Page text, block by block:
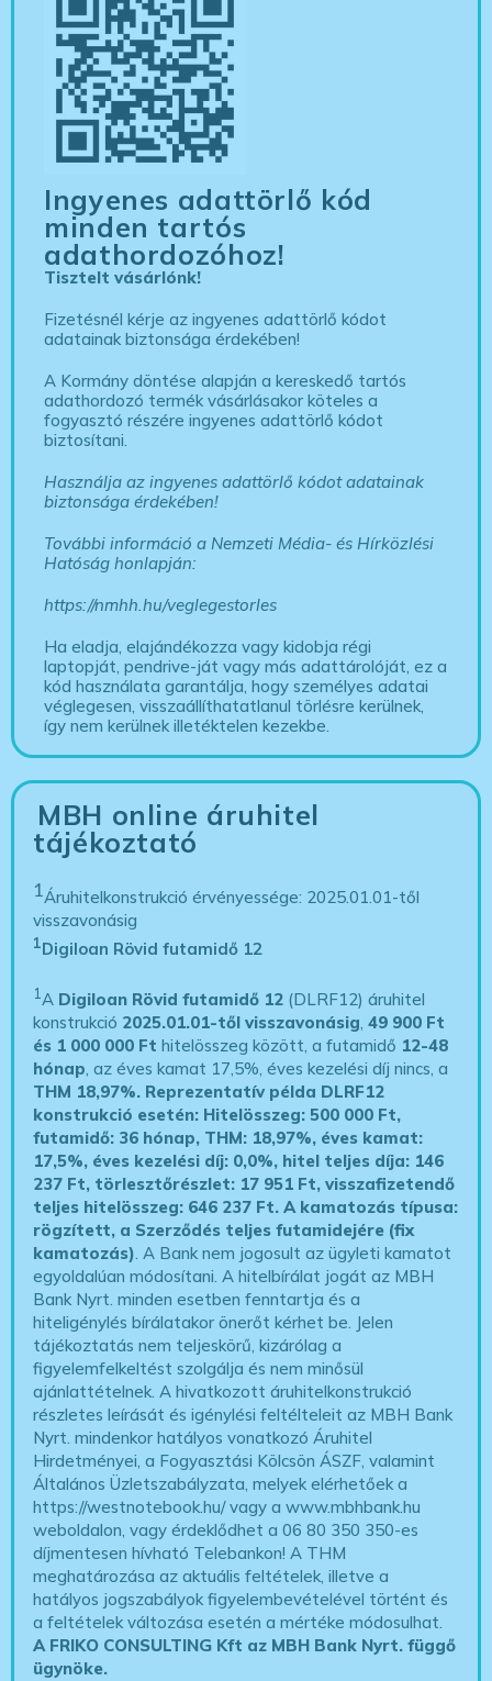
Ingyenes adattörlő kód
minden tartós
adathordozóhoz!
Tisztelt vásárlónk!
Fizetésnél kérje az ingyenes adattörlő kódot
adatainak biztonsága érdekében!
A Kormány döntése alapján a kereskedő tartós
adathordozó termék vásárlásakor köteles a
fogyasztó részére ingyenes adattörlő kódot
biztosítani.
Használja az ingyenes adattörlő kódot adatainak
biztonsága érdekében!
További információ a Nemzeti Média- és Hírközlési
Hatóság honlapján:
https://nmhh.hu/veglegestorles
Ha eladja, elajándékozza vagy kidobja régi
laptopját, pendrive-ját vagy más adattárolóját, ez a
kód használata garantálja, hogy személyes adatai
véglegesen, visszaállíthatatlanul törlésre kerülnek,
így nem kerülnek illetéktelen kezekbe.
MBH online áruhitel
tájékoztató
1Áruhitelkonstrukció érvényessége: 2025.01.01-től
visszavonásig
1Digiloan Rövid futamidő 12
1A Digiloan Rövid futamidő 12 (DLRF12) áruhitel
konstrukció 2025.01.01-től visszavonásig,49 900 Ft
és 1 000 000 Ft hitelösszeg között, a futamidő 12-48
hónap, az éves kamat 17,5%, éves kezelési díj nincs, a
THM 18,97%. Reprezentatív példa DLRF12
konstrukció esetén: Hitelösszeg: 500 000 Ft,
futamidő: 36 hónap, THM: 18,97%, éves kamat:
17,5%, éves kezelési díj: 0,0%, hitel teljes díja: 146
237 Ft, törlesztőrészlet: 17 951 Ft, visszafizetendő
teljes hitelösszeg: 646 237 Ft.A kamatozás típusa:
rögzített, a Szerződés teljes futamidejére (fix
kamatozás). A Bank nem jogosult az ügyleti kamatot
egyoldalúan módosítani. A hitelbírálat jogát az MBH
Bank Nyrt. minden esetben fenntartja és a
hiteligénylés bírálatakor önerőt kérhet be. Jelen
tájékoztatás nem teljeskörű, kizárólag a
figyelemfelkeltést szolgálja és nem minősül
ajánlattételnek. A hivatkozott áruhitelkonstrukció
részletes leírását és igénylési feltélteleit az MBH Bank
Nyrt. mindenkor hatályos vonatkozó Áruhitel
Hirdetményei, a Fogyasztási Kölcsön ÁSZF, valamint
Általános Üzletszabályzata, melyek elérhetőek a
https://westnotebook.hu/vagy a www.mbhbank.hu
weboldalon, vagy érdeklődhet a 06 80 350 350-es
díjmentesen hívható Telebankon! A THM
meghatározása az aktuális feltételek, illetve a
hatályos jogszabályok figyelembevételével történt és
a feltételek változása esetén a mértéke módosulhat.
A FRIKO CONSULTING Kft az MBH Bank Nyrt. függő
ügynöke.